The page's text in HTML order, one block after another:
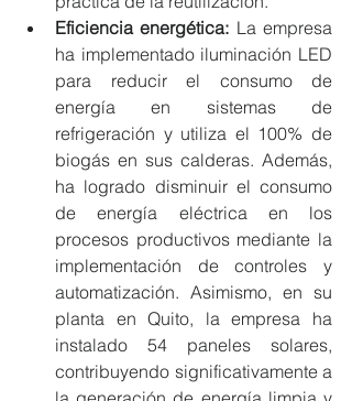
Eficiencia energética: La empresa
ha implementado iluminación LED
para reducir el consumo de
energía en sistemas de
refrigeración y utiliza el 100% de
biogás en sus calderas. Además,
ha logrado disminuir el consumo
de energía eléctrica en los
procesos productivos mediante la
implementación de controles y
automatización. Asimismo, en su
planta en Quito, la empresa ha
instalado 54 paneles solares,
contribuyendo significativamente a